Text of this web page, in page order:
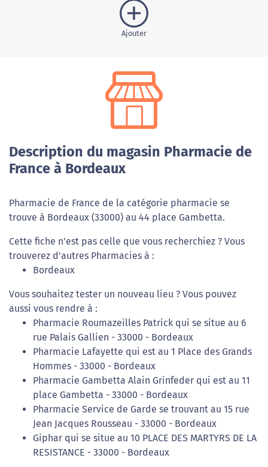
Ajouter
Description du magasin Pharmacie de
France à Bordeaux
Pharmacie de France de la catégorie pharmacie se
trouve à Bordeaux (33000) au 44 place Gambetta.
Cette fiche n'est pas celle que vous recherchiez ? Vous
trouverez d'autres Pharmacies à :
Bordeaux
Vous souhaitez tester un nouveau lieu ? Vous pouvez
aussi vous rendre à :
Pharmacie Roumazeilles Patrick qui se situe au 6
rue Palais Gallien - 33000 - Bordeaux
Pharmacie Lafayette qui est au 1 Place des Grands
Hommes - 33000 - Bordeaux
Pharmacie Gambetta Alain Grinfeder qui est au 11
place Gambetta - 33000 - Bordeaux
Pharmacie Service de Garde se trouvant au 15 rue
Jean Jacques Rousseau - 33000 - Bordeaux
Giphar qui se situe au 10 PLACE DES MARTYRS DE LA
RESISTANCE - 33000 - Bordeaux